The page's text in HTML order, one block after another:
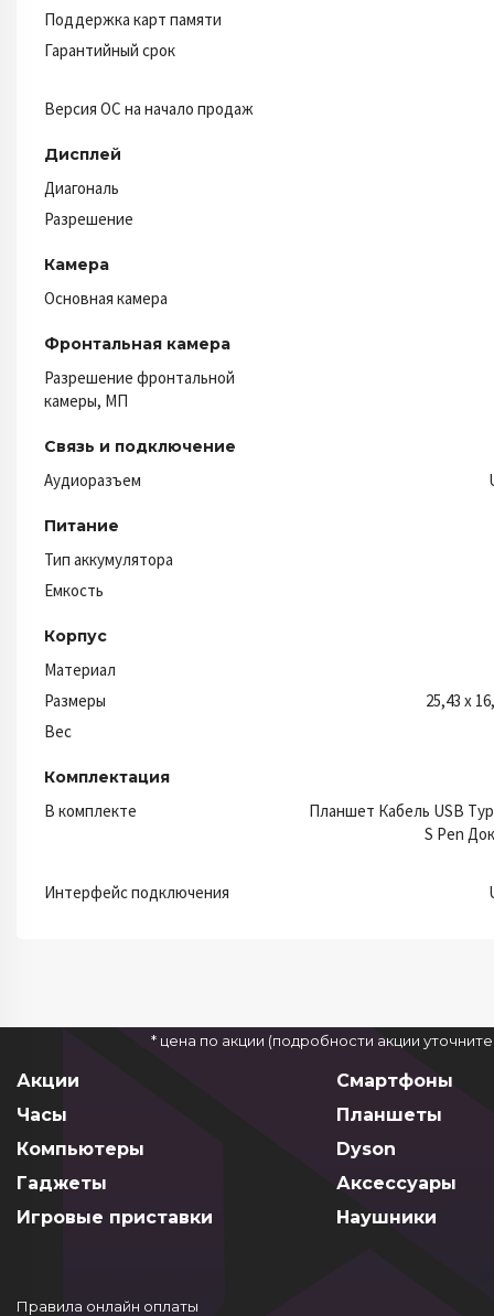
Поддержка карт памяти
Гарантийный срок
Версия ОС на начало продаж
Дисплей
Диагональ
Разрешение
Камера
Основная камера
Фронтальная камера
Разрешение фронтальной
камеры, МП
Связь и подключение
Аудиоразъем
Питание
Тип аккумулятора
Емкость
Корпус
Материал
Размеры
25,43 x
Вес
Комплектация
В комплекте
Планшет Кабель USB
S Pen
Интерфейс подключения
* цена по акции (подробности акции
Акции
Смартфоны
Часы
Планшеты
Компьютеры
Dyson
Гаджеты
Аксессуары
Игровые приставки
Наушники
Правила онлайн оплаты